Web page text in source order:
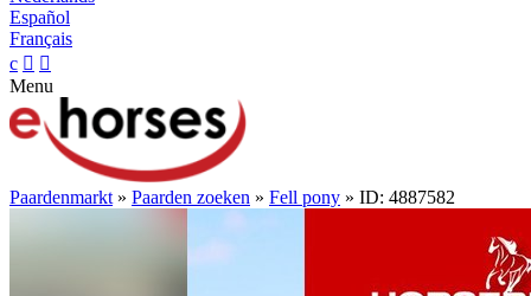
Español
Français
c  
Menu
Paardenmarkt » Paarden zoeken » Fell pony » ID: 4887582